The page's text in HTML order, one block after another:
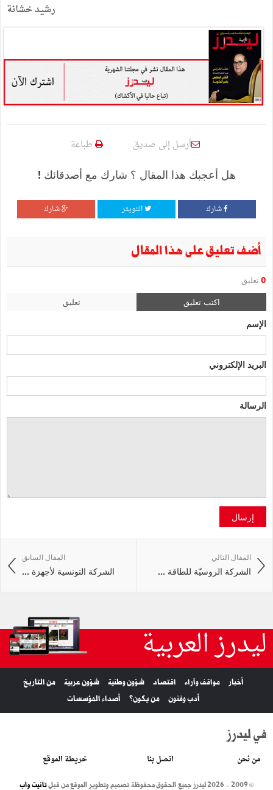
رشيدخشانة
أرسل إلى صديق طباعة
هل أعجبك هذا المقال ؟ شارك مع أصدقائك !
شارك التويتر شارك
أضف تعليق على هذا المقال
0 تعليق
اكتب تعليق تعليق
الإسم
البريد الإلكتروني
الرسالة
إرسال
المقال السابق
الشركة التونسية لأجهزة ...
المقال التالي
الشركة الروسيّة للطاقة ...
ليدرز العربية
أخبار مواقف وآراء اقتصاد شؤون وطنية شؤون عربية
من التاريخ
أدب وفنون
من يكون؟ أصداء المؤسسات
في ليدرز
من نحن اتصل بنا خريطة الموقع
© 2009 - 2026 ليدرز جميع الحقوق محفوظة. تصميم وتطوير الموقع من قبلتانيت واب